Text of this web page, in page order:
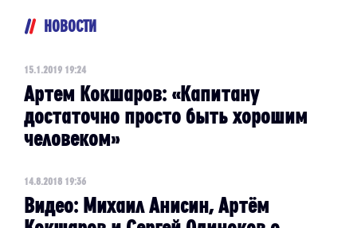
НОВОСТИ
15.1.2019 19:24
Артем Кокшаров: «Капитану
достаточно просто быть хорошим
человеком»
14.8.2018 19:36
Видео: Михаил Анисин, Артём